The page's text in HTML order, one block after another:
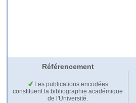
Référencement
Les publications encodées
constituent la bibliographie académique
de l'Université.